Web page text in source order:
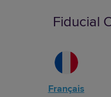
Fiducial
Français